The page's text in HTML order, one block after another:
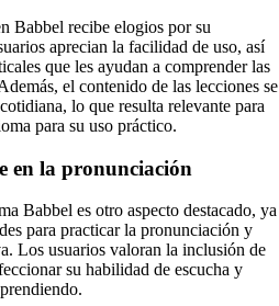
Babbel recibe elogios por su
aprecian la facilidad de uso, así
que les ayudan a comprender las
el contenido de las lecciones se
lo que resulta relevante para
para su uso práctico.
en la pronunciación
Babbel es otro aspecto destacado, ya
para practicar la pronunciación y
Los usuarios valoran la inclusión de
su habilidad de escucha y